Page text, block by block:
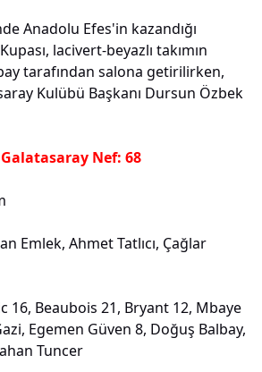
Anadolu Efes'in kazandığı
lacivert-beyazlı takımın
tarafından salona getirilirken,
Kulübü Başkanı Dursun Özbek
Nef: 68
Emlek, Ahmet Tatlıcı, Çağlar
16, Beaubois 21, Bryant 12, Mbaye
Egemen Güven 8, Doğuş Balbay,
Tuncer